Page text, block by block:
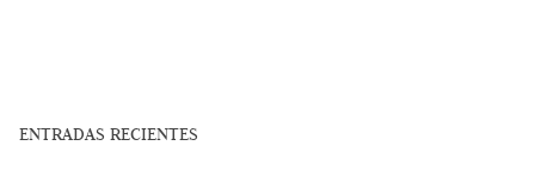
ENTRADAS RECIENTES